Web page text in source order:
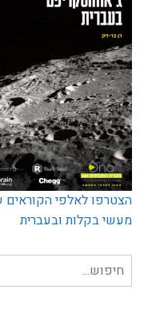
הצטרפו לאלפי
מעשי בקלות ובעברית
חיפוש
עבור: